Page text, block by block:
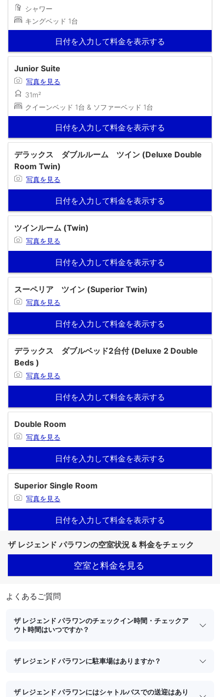
シャワー
キングベッド 1台
日付を入力して料金を表示する
Junior Suite
写真を見る
31m²
クイーンベッド 1台 & ソファーベッド 1台
日付を入力して料金を表示する
デラックス ダブルルーム ツイン (Deluxe Double
Room Twin)
写真を見る
日付を入力して料金を表示する
ツインルーム (Twin)
写真を見る
日付を入力して料金を表示する
スーペリア ツイン (Superior Twin)
写真を見る
日付を入力して料金を表示する
デラックス ダブルベッド2台付 (Deluxe 2 Double
Beds )
写真を見る
日付を入力して料金を表示する
Double Room
写真を見る
日付を入力して料金を表示する
Superior Single Room
写真を見る
日付を入力して料金を表示する
ザ レジェンド パラワンの空室状況 & 料金をチェック
空室と料金を見る
よくあるご質問
ザ レジェンド パラワンのチェックイン時間・チェックア
ウト時間はいつですか？
ザ レジェンド パラワンに駐車場はありますか？
ザ レジェンド パラワンにはシャトルバスでの送迎はあり